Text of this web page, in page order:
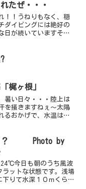
たぜ・・・
！！うねりもなく、穏
ダイビングには絶好の
日が続いていますそん
と、ウミウシウォッチ
う記事が...
梶ヶ根」
暑い日々・・・陸上は
を掻きますねぇ～太陽
るおかげで、水温は上
いえば？？ウミガ
ある、アオウミガ...
？？ Photo by
今日も朝のうち風波
ットな状態です。浅場
りて水深１０ｍくらい